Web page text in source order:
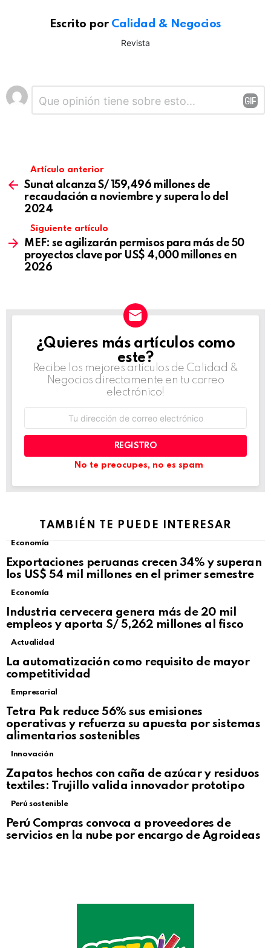
Escrito por Calidad & Negocios
Revista
Deja
una
Artículo anterior
Sunat alcanza S/ 159,496 millones de
recaudación a noviembre y supera lo del
2024
Siguiente artículo
MEF: se agilizarán permisos para más de 50
proyectos clave por US$ 4,000 millones en
2026
NEWSLETTER
¿Quieres más artículos como
este?
Recibe los mejores artículos de Calidad &
Negocios directamente en tu correo
electrónico!
correo
No te preocupes, no es spam
TAMBIÉN TE PUEDE INTERESAR
Economía
Exportaciones peruanas crecen 34% y superan
los US$ 54 mil millones en el primer semestre
Economía
Industria cervecera genera más de 20 mil
empleos y aporta S/ 5,262 millones al fisco
Actualidad
La automatización como requisito de mayor
competitividad
Empresarial
Tetra Pak reduce 56% sus emisiones
operativas y refuerza su apuesta por sistemas
alimentarios sostenibles
Innovación
Zapatos hechos con caña de azúcar y residuos
textiles: Trujillo valida innovador prototipo
Perú sostenible
Perú Compras convoca a proveedores de
servicios en la nube por encargo de Agroideas